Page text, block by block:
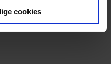
cookies